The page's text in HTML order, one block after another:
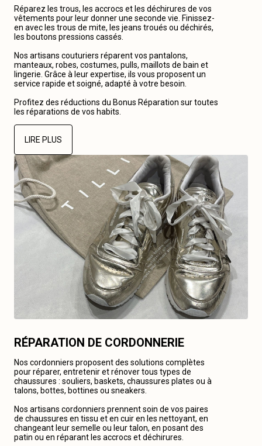
Réparez les trous, les accrocs et les déchirures de vos
vêtements pour leur donner une seconde vie. Finissez-
en avec les trous de mite, les jeans troués ou déchirés,
les boutons pressions cassés.
Nos artisans couturiers réparent vos pantalons,
manteaux, robes, costumes, pulls, maillots de bain et
lingerie. Grâce à leur expertise, ils vous proposent un
service rapide et soigné, adapté à votre besoin.
Profitez des réductions du Bonus Réparation sur toutes
les réparations de vos habits.
LIRE PLUS
RÉPARATION DE CORDONNERIE
Nos cordonniers proposent des solutions complètes
pour réparer, entretenir et rénover tous types de
chaussures : souliers, baskets, chaussures plates ou à
talons, bottes, bottines ou sneakers.
Nos artisans cordonniers prennent soin de vos paires
de chaussures en tissu et en cuir en les nettoyant, en
changeant leur semelle ou leur talon, en posant des
patin ou en réparant les accrocs et déchirures.